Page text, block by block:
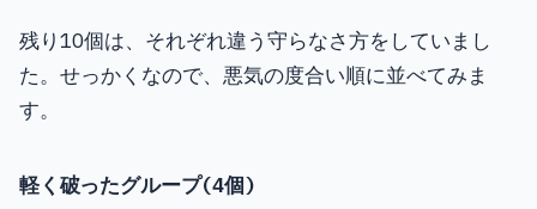
残り10個は、それぞれ違う守らなさ方をしていまし
た。せっかくなので、悪気の度合い順に並べてみま
す。
軽く破ったグループ(4個)